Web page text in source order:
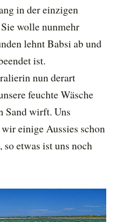
in der einzigen
wolle nunmehr
lehnt Babsi ab und
ist.
nun derart
feuchte Wäsche
Sand wirft. Uns
einige Aussies schon
etwas ist uns noch